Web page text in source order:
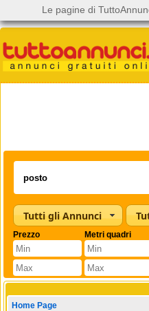
Tutti gli Annunci
Prezzo Metri quadri
Home Page
Le pagine di